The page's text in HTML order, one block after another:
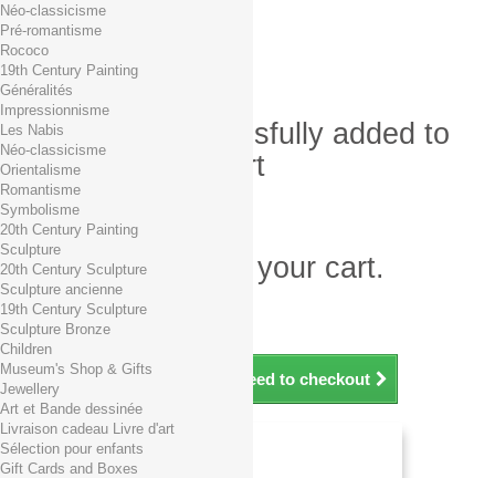
Free shipping!
0,00 € Total
Check out
Product successfully added to
your shopping cart
Quantity
Total
There is 1 item in your cart.
Total products (tax incl.)
Total shipping TTC
Total (tax incl.)
Continue shopping Proceed to checkout
Néo-classicisme
Pré-romantisme
Rococo
19th Century Painting
Généralités
Impressionnisme
Les Nabis
Néo-classicisme
Orientalisme
Romantisme
Symbolisme
20th Century Painting
Sculpture
20th Century Sculpture
Sculpture ancienne
19th Century Sculpture
Sculpture Bronze
Children
Museum's Shop & Gifts
Jewellery
Art et Bande dessinée
Livraison cadeau Livre d'art
Sélection pour enfants
Gift Cards and Boxes